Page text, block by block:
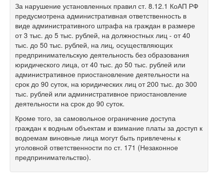
За нарушение установленных правил ст. 8.12.1 КоАП РФ
предусмотрена административная ответственность в
виде административного штрафа на граждан в размере
от 3 тыс. до 5 тыс. рублей, на должностных лиц - от 40
тыс. до 50 тыс. рублей, на лиц, осуществляющих
предпринимательскую деятельность без образования
юридического лица, от 40 тыс. до 50 тыс. рублей или
административное приостановление деятельности на
срок до 90 суток, на юридических лиц от 200 тыс. до 300
тыс. рублей или административное приостановление
деятельности на срок до 90 суток.
Кроме того, за самовольное ограничение доступа
граждан к водным объектам и взимание платы за доступ к
водоемам виновные лица могут быть привлечены к
уголовной ответственности по ст. 171 (Незаконное
предпринимательство).